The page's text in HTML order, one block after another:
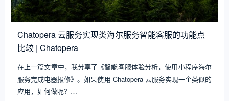
Chatopera 云服务实现类海尔服务智能客服的功能点
比较 | Chatopera
在上一篇文章中，我分享了《智能客服体验分析，使用小程序海尔
服务完成电器报修》。如果使用 Chatopera 云服务实现一个类似的
应用，如何做呢？…